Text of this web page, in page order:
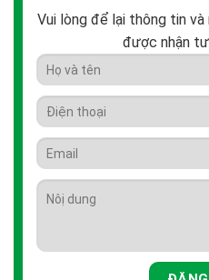
Vui lòng để lại thông tin và
được nhận